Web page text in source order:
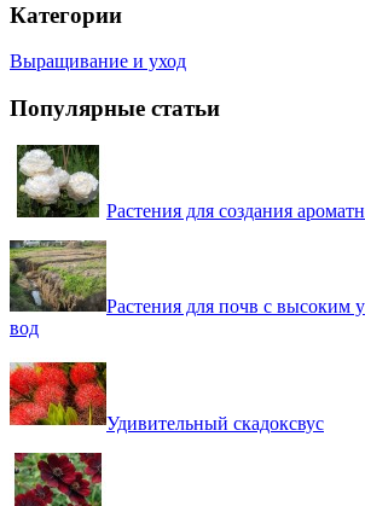
Категории
Выращивание и уход
Популярные статьи
Растения для создания
Растения для почв с высоким
вод
Удивительный скадоксвус